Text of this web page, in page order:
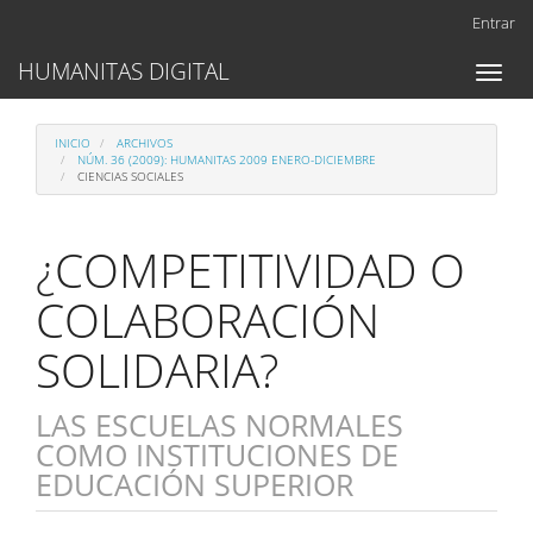
Contenido
principal
lateral
Entrar
Toggle
HUMANITAS DIGITAL
INICIO
ARCHIVOS
NÚM. 36 (2009): HUMANITAS 2009 ENERO-DICIEMBRE
CIENCIAS SOCIALES
¿COMPETITIVIDAD O
COLABORACIÓN
SOLIDARIA?
LAS ESCUELAS NORMALES
COMO INSTITUCIONES DE
EDUCACIÓN SUPERIOR